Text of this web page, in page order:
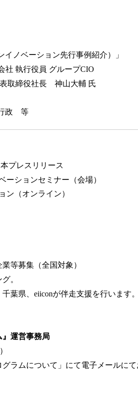
ベーション先行事例紹介）」
執行役員 グループCIO
役社長 神山大輔 氏
行政 等
プレスリリース
ョンセミナー（会場）
（オンライン）
等募集（全国対象）
。
県、eiiconが伴走支援を行います
』運営事務局
ラムについて」にて電子メールに